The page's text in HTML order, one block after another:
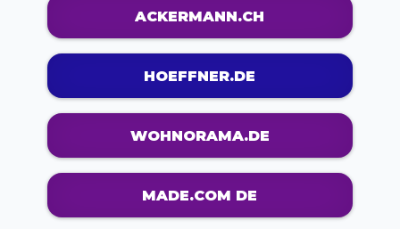
ACKERMANN.CH
HOEFFNER.DE
WOHNORAMA.DE
MADE.COM DE